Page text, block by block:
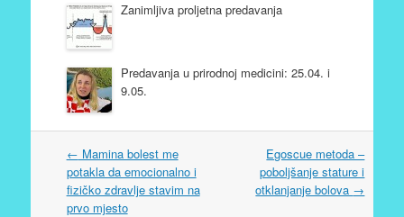
Zanimljiva proljetna predavanja
Predavanja u prirodnoj medicini: 25.04. i
9.05.
Post
navigation
← Mamina bolest me
potakla da emocionalno i
fizičko zdravlje stavim na
prvo mjesto
Egoscue metoda –
poboljšanje stature i
otklanjanje bolova →